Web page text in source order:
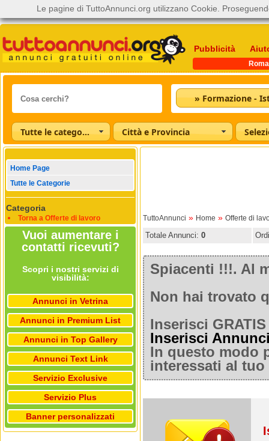
Pubblicità
Roma
Tutte le categorie Città e Provincia
Home Page
Tutte le Categorie
Categoria
Torna a Offerte di lavoro
Vuoi aumentare i
contatti ricevuti?
Scopri i nostri servizi di
visibilità:
Annunci in Vetrina
Annunci in Premium List
Annunci in Top Gallery
Annunci Text Link
Servizio Exclusive
Servizio Plus
Banner personalizzati
TuttoAnnunci » Home » Offerte di
Totale Annunci: 0
Spiacenti !!!. Al
Non hai trovato
Inserisci
Inserisci
In questo modo
interessati al
Le pagine di TuttoAnnunci.org utilizzano Cookie.